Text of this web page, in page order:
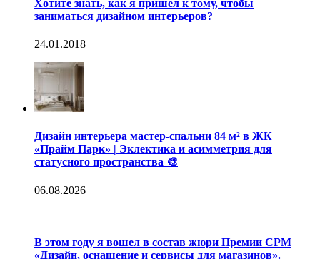
Хотите знать, как я пришел к тому, чтобы
заниматься дизайном интерьеров?
24.01.2018
Дизайн интерьера мастер-спальни 84 м² в ЖК
«Прайм Парк» | Эклектика и асимметрия для
статусного пространства 🎨
06.08.2026
В этом году я вошел в состав жюри Премии CPM
«Дизайн, оснащение и сервисы для магазинов».